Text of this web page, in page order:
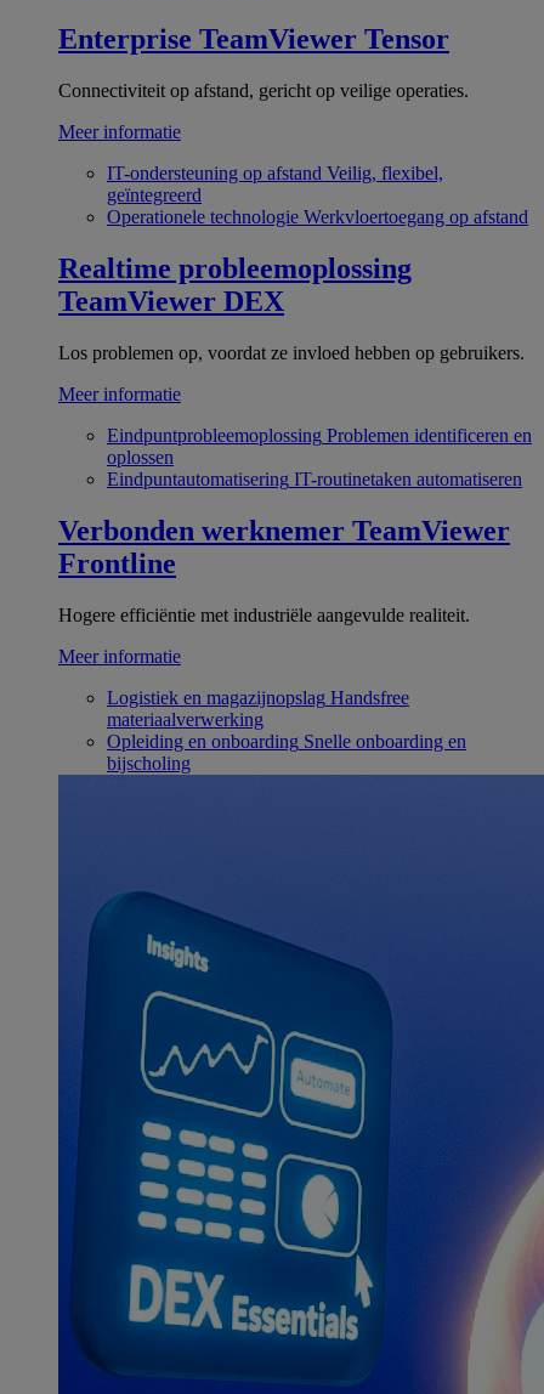
Enterprise TeamViewer Tensor
Connectiviteit op afstand, gericht op veilige operaties.
Meer informatie
IT-ondersteuning op afstand Veilig, flexibel,
geïntegreerd
Operationele technologie Werkvloertoegang op afstand
Realtime probleemoplossing
TeamViewer DEX
Los problemen op, voordat ze invloed hebben op gebruikers.
Meer informatie
Eindpuntprobleemoplossing Problemen identificeren en
oplossen
Eindpuntautomatisering IT-routinetaken automatiseren
Verbonden werknemer TeamViewer
Frontline
Hogere efficiëntie met industriële aangevulde realiteit.
Meer informatie
Logistiek en magazijnopslag Handsfree
materiaalverwerking
Opleiding en onboarding Snelle onboarding en
bijscholing